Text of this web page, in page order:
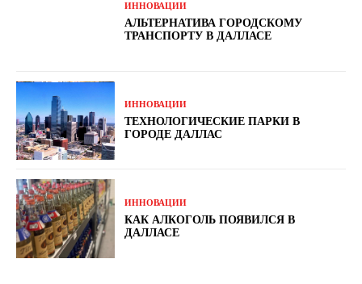
ИННОВАЦИИ
АЛЬТЕРНАТИВА ГОРОДСКОМУ
ТРАНСПОРТУ В ДАЛЛАСЕ
ИННОВАЦИИ
ТЕХНОЛОГИЧЕСКИЕ ПАРКИ В
ГОРОДЕ ДАЛЛАС
ИННОВАЦИИ
КАК АЛКОГОЛЬ ПОЯВИЛСЯ В
ДАЛЛАСЕ